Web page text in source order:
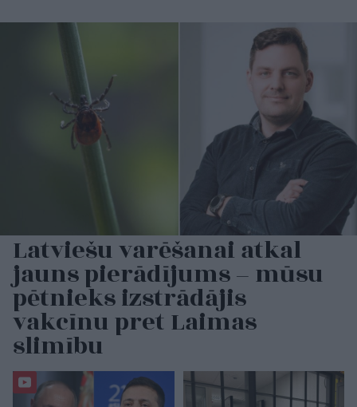
Latviešu varēšanai atkal
jauns pierādījums – mūsu
pētnieks izstrādājis
vakcīnu pret Laimas
slimību